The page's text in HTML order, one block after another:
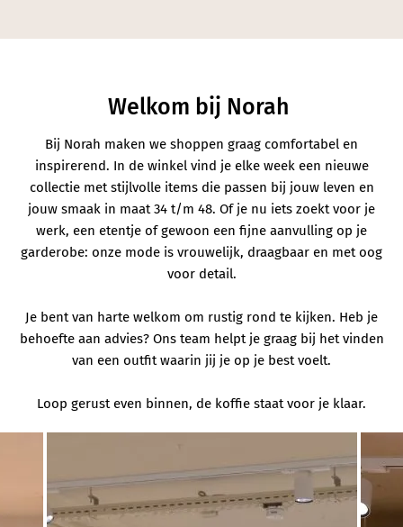
Welkom bij Norah
Bij Norah maken we shoppen graag comfortabel en
inspirerend. In de winkel vind je elke week een nieuwe
collectie met stijlvolle items die passen bij jouw leven en
jouw smaak in maat 34 t/m 48. Of je nu iets zoekt voor je
werk, een etentje of gewoon een fijne aanvulling op je
garderobe: onze mode is vrouwelijk, draagbaar en met oog
voor detail.
Je bent van harte welkom om rustig rond te kijken. Heb je
behoefte aan advies? Ons team helpt je graag bij het vinden
van een outfit waarin jij je op je best voelt.
Loop gerust even binnen, de koffie staat voor je klaar.